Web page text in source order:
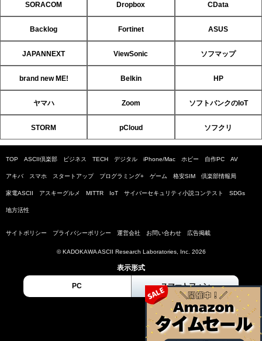
SORACOM Dropbox CData
Backlog Fortinet ASUS
JAPANNEXT ViewSonic ソフマップ
brand new ME! Belkin HP
ヤマハ Zoom ソフトバンクのIoT
STORM pCloud ソフクリ
TOP ASCII倶楽部 ビジネス TECH デジタル iPhone/Mac ホビー 自作PC AV
アキバ スマホ スタートアップ プログラミング+ ゲーム 格安SIM 倶楽部情報局
家電ASCII アスキーグルメ MITTR IoT サイバーセキュリティ小説コンテスト SDGs
地方活性
サイトポリシー プライバシーポリシー 運営会社 お問い合わせ 広告掲載
© KADOKAWA ASCII Research Laboratories, Inc. 2026
表示形式
PC スマートフォン